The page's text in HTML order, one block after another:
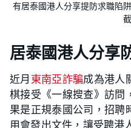
有居泰國港人分享提防求職陷
居泰國港人分享
近月 東南亞詐騙成為港人
棋接受《一線搜查》訪問
果是正規泰國公司，招聘
用會發出文件，讓受聘港